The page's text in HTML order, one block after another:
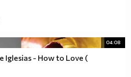
04:08
Iglesias - How to Love (